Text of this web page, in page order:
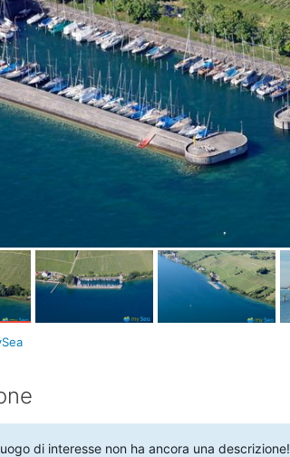
di interesse non ha ancora una descrizione!